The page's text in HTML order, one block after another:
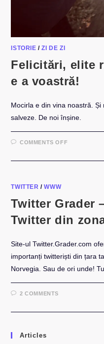
ISTORIE /ZI DE ZI
Felicitări, elite
e a voastră!
Mocirla e din vina noastră.
salveze. De noi înșine.
COMMENTS OFFON
TWITTER /WWW
Twitter Grader
Twitter din
Site-ul Twitter.Grader.com
importanți twitteriști din țara
Norvegia. Sau de ori unde!
2 COMMENTS
Articles